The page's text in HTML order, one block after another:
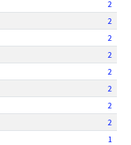
2
2
2
2
2
2
2
2
1